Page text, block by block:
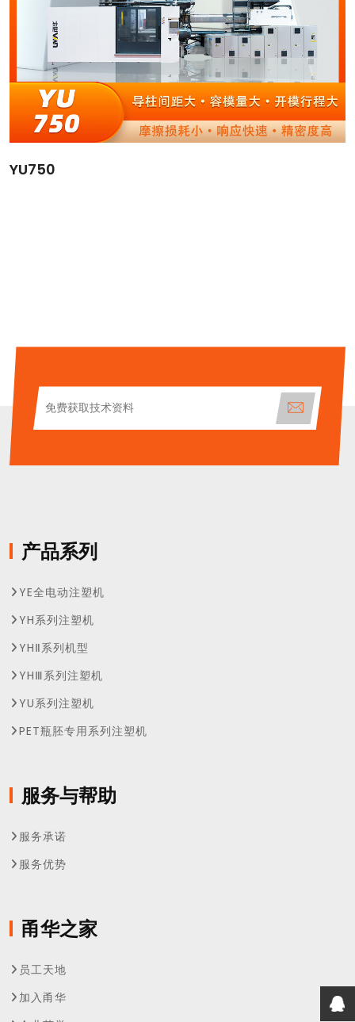
YU750
产品系列
YE全电动注塑机
YH系列注塑机
YHⅡ系列机型
YHⅢ系列注塑机
YU系列注塑机
PET瓶胚专用系列注塑机
服务与帮助
服务承诺
服务优势
甬华之家
员工天地
加入甬华